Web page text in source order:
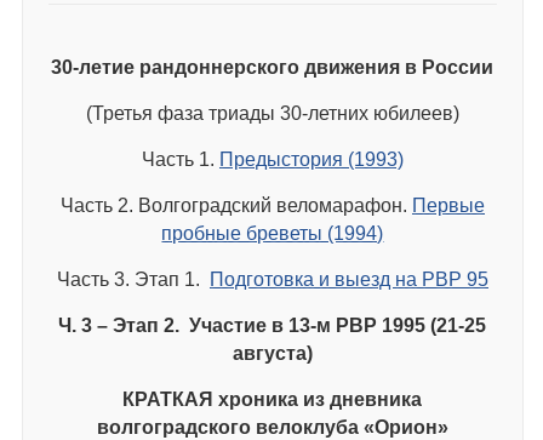
30-летие рандоннерского движения в России
(Третья фаза триады 30-летних юбилеев)
Часть 1. Предыстория (1993)
Часть 2. Волгоградский веломарафон. Первые
пробные бреветы (1994)
Часть 3. Этап 1. Подготовка и выезд на РВР 95
Ч. 3 – Этап 2. Участие в 13-м РВР 1995 (21-25
августа)
КРАТКАЯ хроника из дневника
волгоградского велоклуба «Орион»